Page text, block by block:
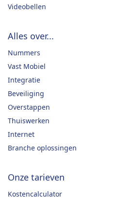
Videobellen
Alles over...
Nummers
Vast Mobiel
Integratie
Beveiliging
Overstappen
Thuiswerken
Internet
Branche oplossingen
Onze tarieven
Kostencalculator